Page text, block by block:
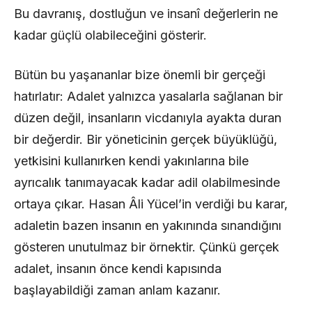
Bu davranış, dostluğun ve insanî değerlerin ne
kadar güçlü olabileceğini gösterir.
Bütün bu yaşananlar bize önemli bir gerçeği
hatırlatır: Adalet yalnızca yasalarla sağlanan bir
düzen değil, insanların vicdanıyla ayakta duran
bir değerdir. Bir yöneticinin gerçek büyüklüğü,
yetkisini kullanırken kendi yakınlarına bile
ayrıcalık tanımayacak kadar adil olabilmesinde
ortaya çıkar. Hasan Âli Yücel’in verdiği bu karar,
adaletin bazen insanın en yakınında sınandığını
gösteren unutulmaz bir örnektir. Çünkü gerçek
adalet, insanın önce kendi kapısında
başlayabildiği zaman anlam kazanır.